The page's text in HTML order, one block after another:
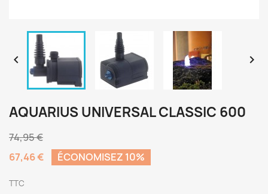
 
AQUARIUS UNIVERSAL CLASSIC 600
74,95 €
67,46 €
ÉCONOMISEZ 10%
TTC